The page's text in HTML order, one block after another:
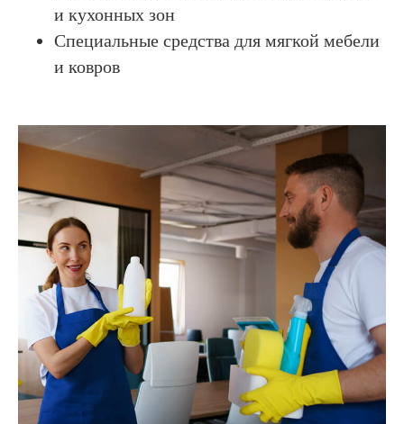
и кухонных зон
Специальные средства для мягкой мебели
и ковров